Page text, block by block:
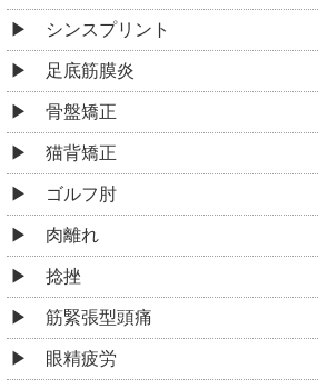
シンスプリント
足底筋膜炎
骨盤矯正
猫背矯正
ゴルフ肘
肉離れ
捻挫
筋緊張型頭痛
眼精疲労